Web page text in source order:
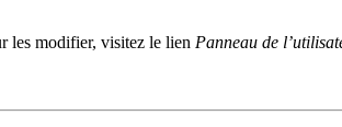
les modifier, visitez le lien Panneau de